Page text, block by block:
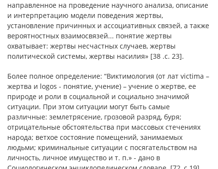
направленное на проведение научного анализа, описание
и интерпретацию модели поведения жертвы,
установление причинных и ассоциативных связей, а также
вероятностных взаимосвязей... понятие жертвы
охватывает: жертвы несчастных случаев, жертвы
политической системы, жертвы насилия» [38 .c. 23].
Более полное определение: “Виктимология (от лат victima –
жертва и logos - понятие, учение) – учение о жертве, ее
природе и роли в социальной и социально значимой
ситуации. При этом ситуации могут быть самые
различные: землетрясение, грозовой разряд, буря;
отрицательные обстоятельства при массовых стечениях
народа; ветхое состояние помещений, занимаемых
людьми; криминальные ситуации с посягательством на
личность, личное имущество и т. п.» - дано в